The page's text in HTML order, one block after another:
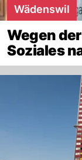
Wädenswil
Wegen
Soziales